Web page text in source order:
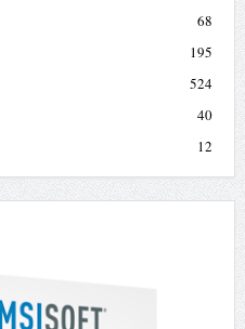
68
195
524
40
12